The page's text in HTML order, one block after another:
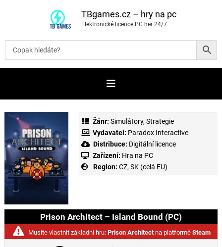
t
b
TBgames.cz – hry na pc
Elektronické licence PC her 24/7
Žánr: Simulátory, Strategie
Vydavatel: Paradox Interactive
Distribuce: Digitální licence
Zařízení: Hra na PC
Region: CZ, SK (celá EU)
Prison Architect – Island Bound (PC)
Musíte vlastnit základní hru: Prison Architectna platformě Steam